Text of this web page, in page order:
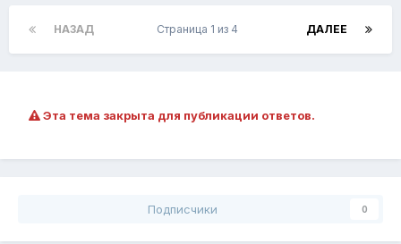
НАЗАД ДАЛЕЕ
Страница 1 из 4
Эта тема закрыта для публикации ответов.
Подписчики 0